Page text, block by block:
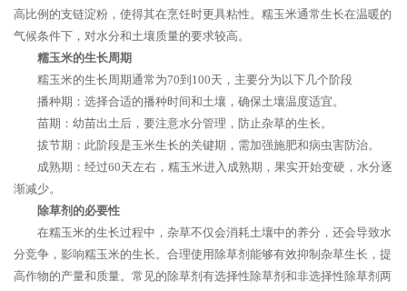
高比例的支链淀粉，使得其在烹饪时更具粘性。糯玉米通常生长在温暖的
气候条件下，对水分和土壤质量的要求较高。
糯玉米的生长周期
糯玉米的生长周期通常为70到100天，主要分为以下几个阶段
播种期：选择合适的播种时间和土壤，确保土壤温度适宜。
苗期：幼苗出土后，要注意水分管理，防止杂草的生长。
拔节期：此阶段是玉米生长的关键期，需加强施肥和病虫害防治。
成熟期：经过60天左右，糯玉米进入成熟期，果实开始变硬，水分逐
渐减少。
除草剂的必要性
在糯玉米的生长过程中，杂草不仅会消耗土壤中的养分，还会导致水
分竞争，影响糯玉米的生长。合理使用除草剂能够有效抑制杂草生长，提
高作物的产量和质量。常见的除草剂有选择性除草剂和非选择性除草剂两